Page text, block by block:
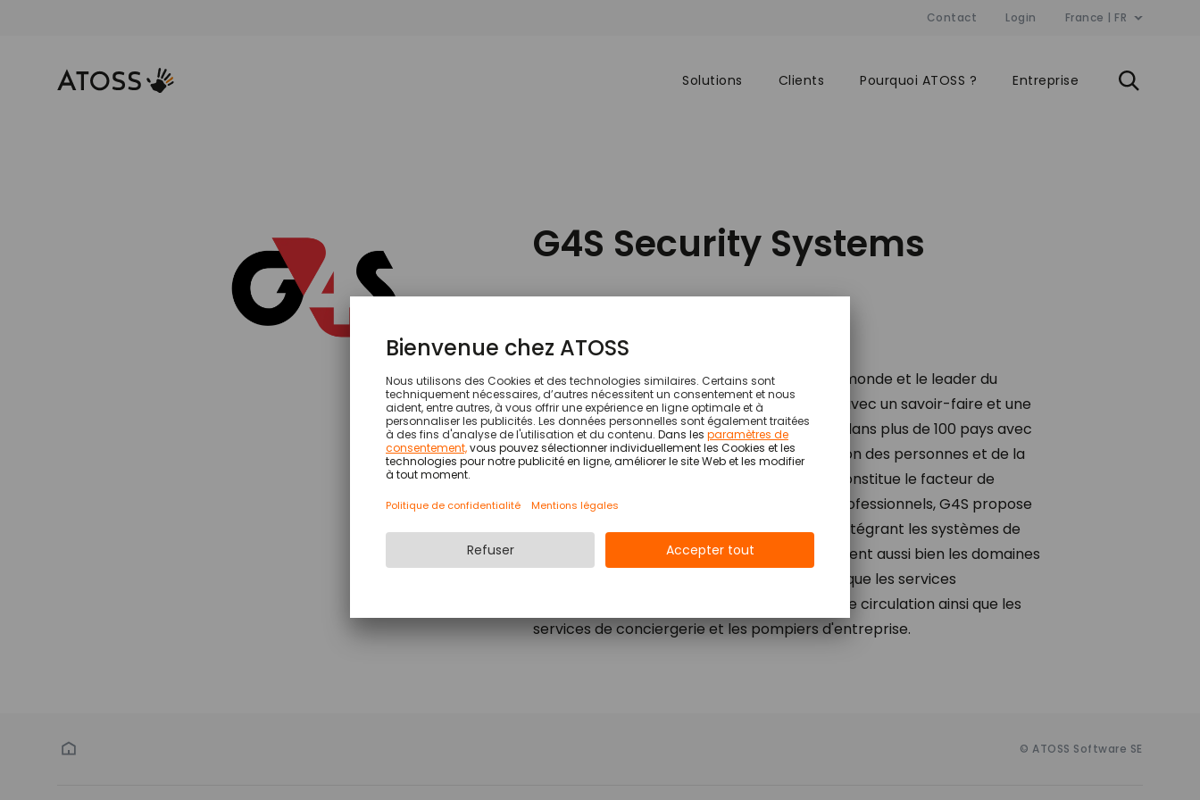
Contact Login France | FR
Solutions Clients Pourquoi ATOSS ? Entreprise
G4S Security Systems
G4S est le plus grand groupe de sécurité au monde et le leader du
marché en Autriche depuis plus de 110 ans - avec un savoir-faire et une
expérience internationaux. G4S est présent dans plus de 100 pays avec
plus de 610.000 collaborateurs. La combinaison des personnes et de la
technologie, associée à une qualité élevée, constitue le facteur de
réussite décisif de G4S. Outre des conseils professionnels, G4S propose
des solutions de sécurité sur mesure qui, en intégrant les systèmes de
sécurité techniques les plus modernes, couvrent aussi bien les domaines
de la protection des biens et des personnes que les services
événementiels, la surveillance des espaces de circulation ainsi que les
services de conciergerie et les pompiers d'entreprise.
© ATOSS Software SE